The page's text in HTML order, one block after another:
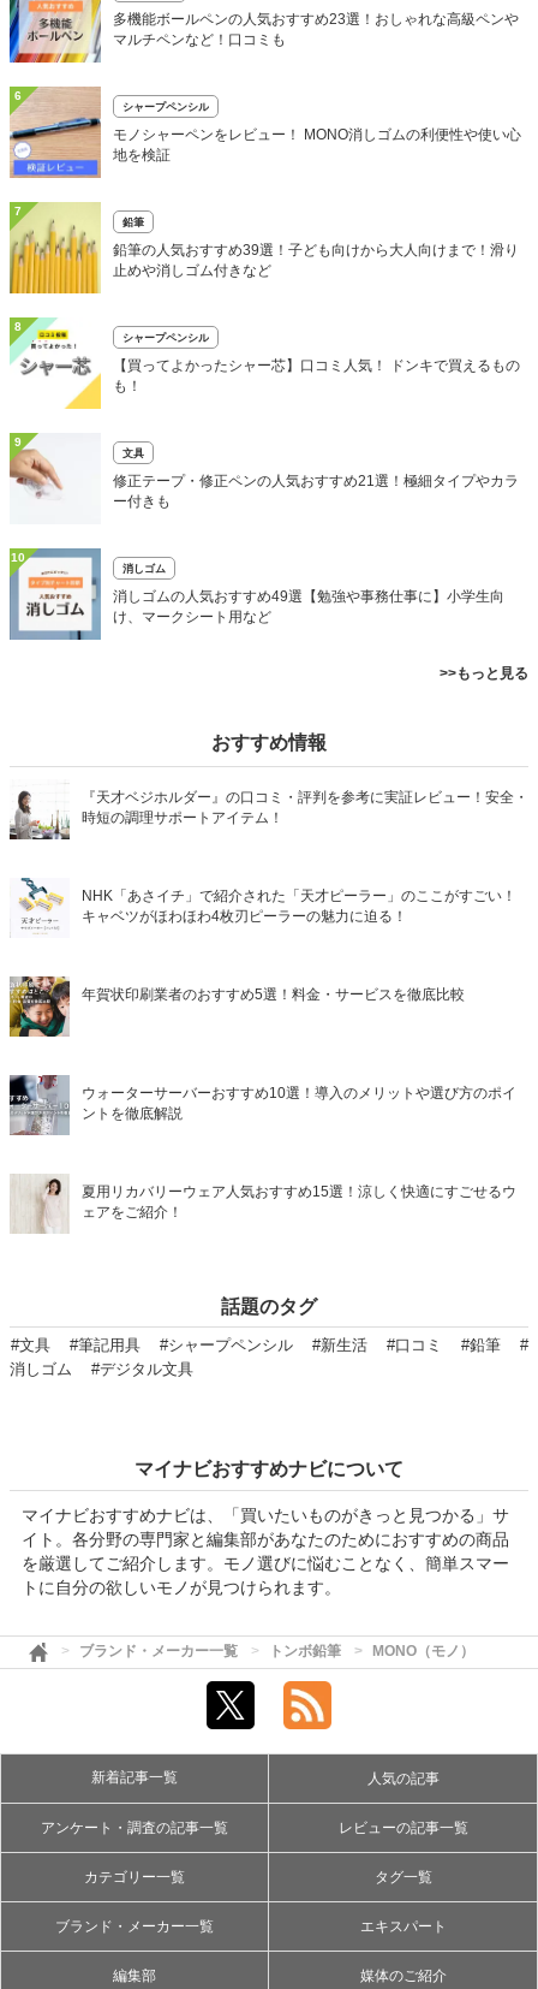
多機能ボールペンの人気おすすめ23選！おしゃれな高級ペンや
マルチペンなど！口コミも
6
シャープペンシル
モノシャーペンをレビュー！ MONO消しゴムの利便性や使い心
地を検証
7
鉛筆
鉛筆の人気おすすめ39選！子ども向けから大人向けまで！滑り
止めや消しゴム付きなど
8
シャープペンシル
【買ってよかったシャー芯】口コミ人気！ ドンキで買えるもの
も！
9
文具
修正テープ・修正ペンの人気おすすめ21選！極細タイプやカラ
ー付きも
10
消しゴム
消しゴムの人気おすすめ49選【勉強や事務仕事に】小学生向
け、マークシート用など
>>もっと見る
おすすめ情報
『天才ベジホルダー』の口コミ・評判を参考に実証レビュー！安全・
時短の調理サポートアイテム！
NHK「あさイチ」で紹介された「天才ピーラー」のここがすごい！
キャベツがほわほわ4枚刃ピーラーの魅力に迫る！
年賀状印刷業者のおすすめ5選！料金・サービスを徹底比較
ウォーターサーバーおすすめ10選！導入のメリットや選び方のポイ
ントを徹底解説
夏用リカバリーウェア人気おすすめ15選！涼しく快適にすごせるウ
ェアをご紹介！
話題のタグ
#文具 #筆記用具 #シャープペンシル #新生活 #口コミ #鉛筆
#
消しゴム
#デジタル文具
マイナビおすすめナビについて
マイナビおすすめナビは、「買いたいものがきっと見つかる」サ
イト。各分野の専門家と編集部があなたのためにおすすめの商品
を厳選してご紹介します。モノ選びに悩むことなく、簡単スマー
トに自分の欲しいモノが見つけられます。
ブランド・メーカー一覧 トンボ鉛筆 MONO（モノ）
新着記事一覧 人気の記事
アンケート・調査の記事一覧 レビューの記事一覧
カテゴリー一覧 タグ一覧
ブランド・メーカー一覧 エキスパート
編集部 媒体のご紹介